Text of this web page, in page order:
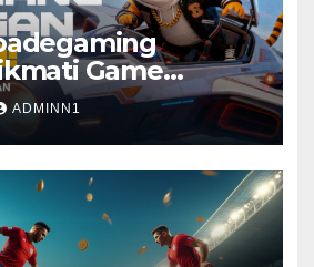
Game
Sentuhan
ADMINN1